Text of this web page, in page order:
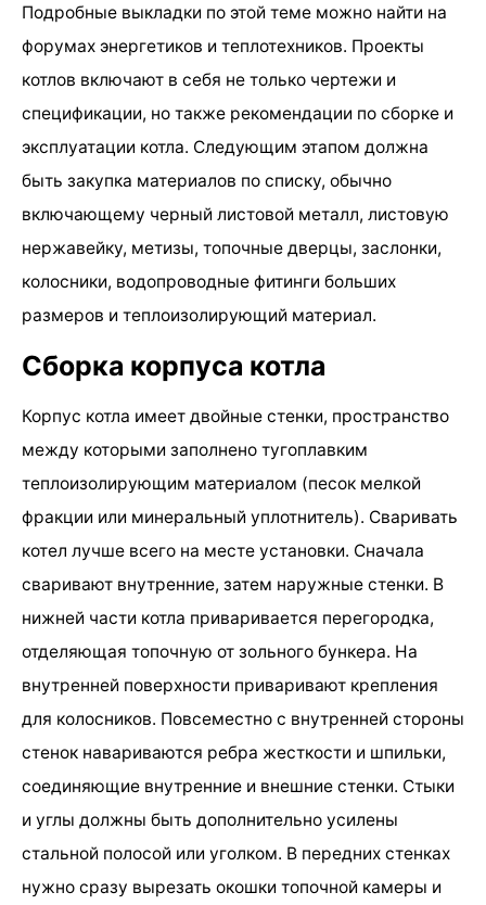
Подробные выкладки по этой теме можно найти на
форумах энергетиков и теплотехников. Проекты
котлов включают в себя не только чертежи и
спецификации, но также рекомендации по сборке и
эксплуатации котла. Следующим этапом должна
быть закупка материалов по списку, обычно
включающему черный листовой металл, листовую
нержавейку, метизы, топочные дверцы, заслонки,
колосники, водопроводные фитинги больших
размеров и теплоизолирующий материал.
Сборка корпуса котла
Корпус котла имеет двойные стенки, пространство
между которыми заполнено тугоплавким
теплоизолирующим материалом (песок мелкой
фракции или минеральный уплотнитель). Сваривать
котел лучше всего на месте установки. Сначала
сваривают внутренние, затем наружные стенки. В
нижней части котла приваривается перегородка,
отделяющая топочную от зольного бункера. На
внутренней поверхности приваривают крепления
для колосников. Повсеместно с внутренней стороны
стенок навариваются ребра жесткости и шпильки,
соединяющие внутренние и внешние стенки. Стыки
и углы должны быть дополнительно усилены
стальной полосой или уголком. В передних стенках
нужно сразу вырезать окошки топочной камеры и